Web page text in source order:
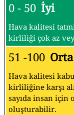
0 - 50 İyi
Hava kalitesi
kirliliği çok az
51 -100 Orta
Hava kalitesi
kirliliğine karşı
sayıda insan için
oluşturabilir.